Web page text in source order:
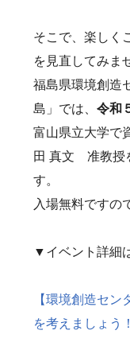
そこで、楽しく
を見直してみま
福島県環境創造
島」では、令和
富山県立大学で
田 真文 准教授
す。
入場無料ですの
▼イベント詳細
【環境創造セ
を考えましょう！